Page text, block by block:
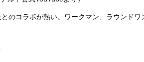
のコラボが熱い。ワークマン、ラウンド